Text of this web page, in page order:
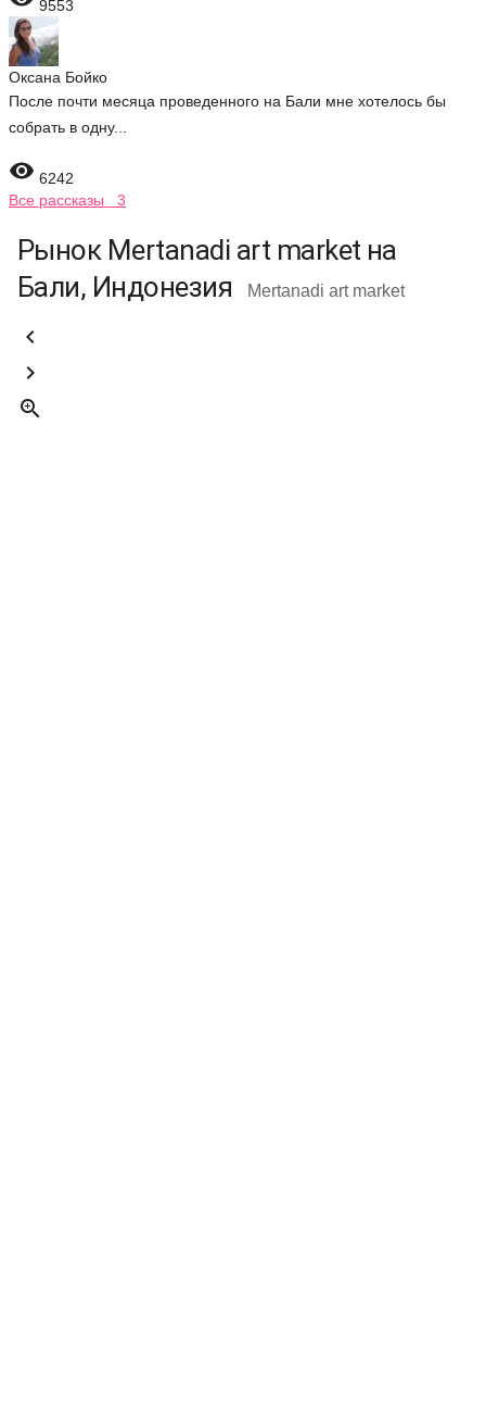
9553
Оксана Бойко
После почти месяца проведенного на Бали мне хотелось бы
собрать в одну...
 6242
Все рассказы 3
Рынок Mertanadi art market на
Бали, Индонезия
Mertanadi art market


